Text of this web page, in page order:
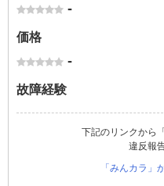
-
価格
-
故障経験
下記のリンクから
違反報
「みんカラ」